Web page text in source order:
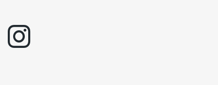
instagram